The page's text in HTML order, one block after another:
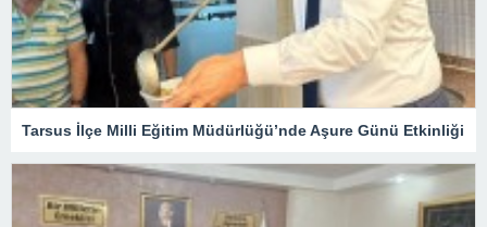
Tarsus İlçe Milli Eğitim Müdürlüğü’nde Aşure Günü Etkinliği